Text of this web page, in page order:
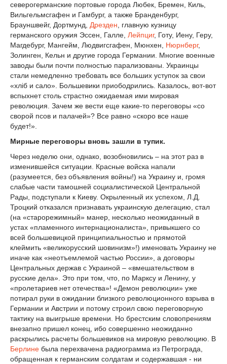
северогерманские портовые города Любек, Бремен, Киль,
Вильгельмсгафен и Гамбург, а также Бранденбург,
Брауншвейг, Дортмунд, Дрезден , главную кузницу
германского оружия Эссен, Галле, Лейпциг, Готу, Иену, Геру,
Магдебург, Мангейм, Людвигсгафен, Мюнхен, Нюрнберг,
Золинген, Кельн и другие города Германии. Многие военные
заводы были почти полностью парализованы. Украинцы
стали немедленно требовать все больших уступок за свои
«хлiб и сало». Большевики приободрились. Казалось, вот-вот
вспыхнет столь страстно ожидаемая ими мировая
революция. Зачем же вести еще какие-то переговоры «со
сворой псов и палачей»? Все равно «скоро все наше
будет!».
Мирные переговоры вновь зашли в тупик.
Через неделю они, однако, возобновились – на этот раз в
изменившейся ситуации. Красные войска напали
(разумеется, без объявления войны!) на Украину и, громя
слабые части тамошней социалистической Центральной
Рады, подступали к Киеву. Окрыленный их успехом, Л.Д.
Троцкий отказался признавать украинскую делегацию, стал
(на «старорежимный» манер, несколько неожиданный в
устах «пламенного интернационалиста», привыкшего со
всей большевицкой принципиальностью и прямотой
клеймить «великорусский шовинизм»!) именовать Украину не
иначе как «неотъемлемой частью России», а договоры
Центральных держав с Украиной – «вмешательством в
русские дела». Это при том, что, по Марксу и Ленину, у
«пролетариев нет отечества»! «Демон революции» уже
потирал руки в ожидании близкого революционного взрыва в
Германии и Австрии и потому строил свою переговорную
тактику на выигрыше времени. Но брестским словопрениям
внезапно пришел конец, ибо совершенно неожиданно
раскрылись расчеты большевиков на мировую революцию. В
Берлине была перехвачена радиограмма из Петрограда,
обращенная к германским солдатам и содержавшая - ни